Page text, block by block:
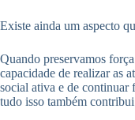
Existe ainda um aspecto
Quando preservamos
capacidade de realizar as
social ativa e de continuar
tudo isso também